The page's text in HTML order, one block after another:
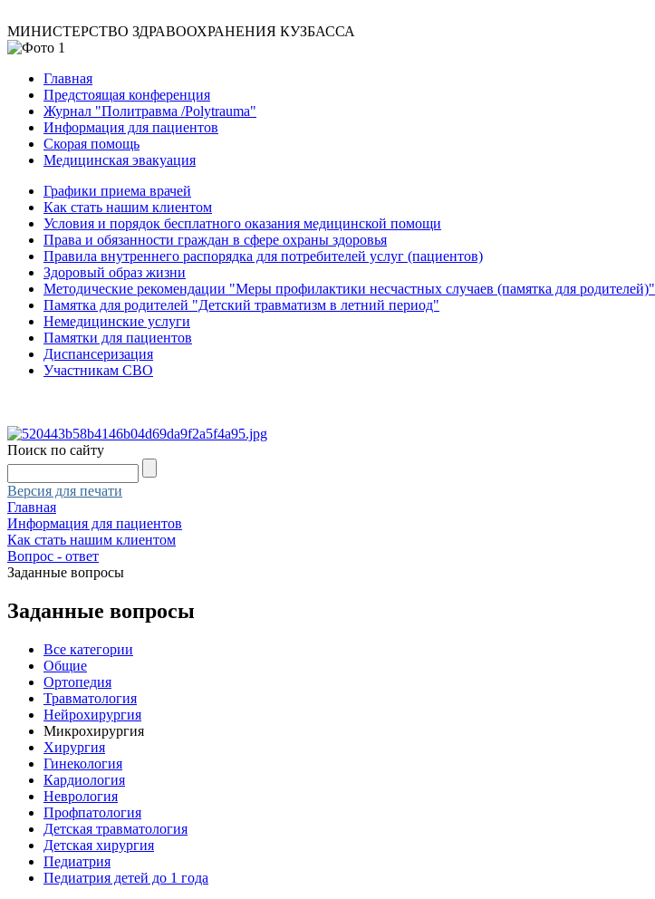
МИНИСТЕРСТВО ЗДРАВООХРАНЕНИЯ КУЗБАССА
Главная
Предстоящая конференция
Журнал "Политравма /Polytrauma"
Информация для пациентов
Скорая помощь
Медицинская эвакуация
Графики приема врачей
Как стать нашим клиентом
Условия и порядок бесплатного оказания медицинской помощи
Права и обязанности граждан в сфере охраны здоровья
Правила внутреннего распорядка для потребителей услуг (пациентов)
Здоровый образ жизни
Методические рекомендации "Меры профилактики несчастных случаев (памятка для родителей)"
Памятка для родителей "Детский травматизм в летний период"
Немедицинские услуги
Памятки для пациентов
Диспансеризация
Участникам СВО
Поиск по сайту
Версия для печати
Главная
Информация для пациентов
Как стать нашим клиентом
Вопрос - ответ
Заданные вопросы
Заданные вопросы
Все категории
Общие
Ортопедия
Травматология
Нейрохирургия
Микрохирургия
Хирургия
Гинекология
Кардиология
Неврология
Профпатология
Детская травматология
Детская хирургия
Педиатрия
Педиатрия детей до 1 года